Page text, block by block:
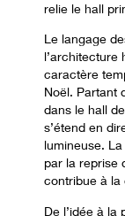
relie le hall
Le langage
l’architecture
caractère
Noël. Partant
dans le hall
s’étend en
lumineuse.
par la reprise
contribue à la
De l’idée à la